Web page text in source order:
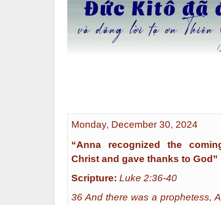
Monday, December 30, 2024
“Anna recognized the
Christ and gave thanks to God”
Scripture: Luke 2:36-40
36 And there was a prophetess,